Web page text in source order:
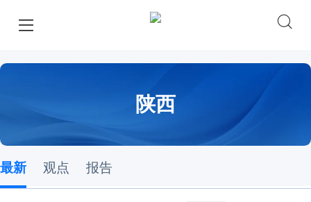
陕西
最新 观点 报告